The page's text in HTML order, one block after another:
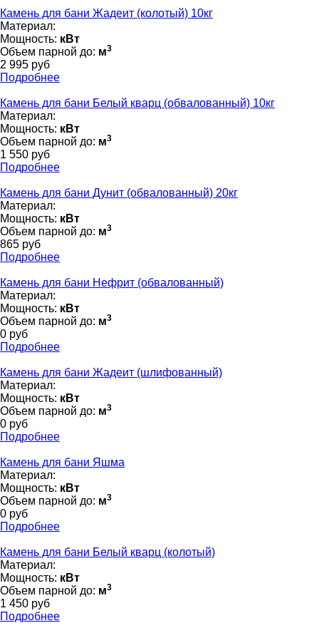
Камень для бани Жадеит (колотый) 10кг
Материал:
Мощность: кВт
Объем парной до: м3
2 995 руб
Подробнее
Камень для бани Белый кварц (обвалованный) 10кг
Материал:
Мощность: кВт
Объем парной до: м3
1 550 руб
Подробнее
Камень для бани Дунит (обвалованный) 20кг
Материал:
Мощность: кВт
Объем парной до: м3
865 руб
Подробнее
Камень для бани Нефрит (обвалованный)
Материал:
Мощность: кВт
Объем парной до: м3
0 руб
Подробнее
Камень для бани Жадеит (шлифованный)
Материал:
Мощность: кВт
Объем парной до: м3
0 руб
Подробнее
Камень для бани Яшма
Материал:
Мощность: кВт
Объем парной до: м3
0 руб
Подробнее
Камень для бани Белый кварц (колотый)
Материал:
Мощность: кВт
Объем парной до: м3
1 450 руб
Подробнее